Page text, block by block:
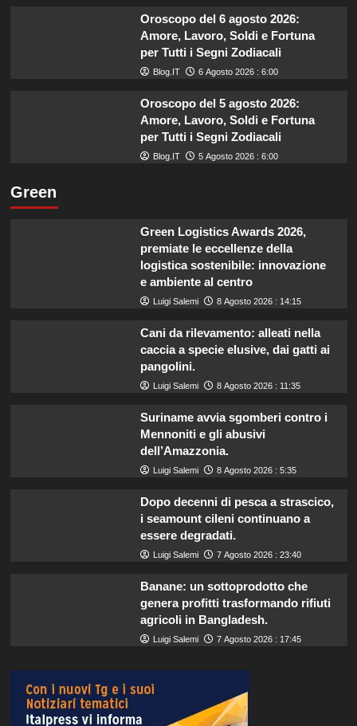
Oroscopo del 6 agosto 2026:
Amore, Lavoro, Soldi e Fortuna
per Tutti i Segni Zodiacali
Blog.IT 6 Agosto 2026 : 6:00
Oroscopo del 5 agosto 2026:
Amore, Lavoro, Soldi e Fortuna
per Tutti i Segni Zodiacali
Blog.IT 5 Agosto 2026 : 6:00
Green
Green Logistics Awards 2026,
premiate le eccellenze della
logistica sostenibile: innovazione
e ambiente al centro
Luigi Salemi 8 Agosto 2026 : 14:15
Cani da rilevamento: alleati nella
caccia a specie elusive, dai gatti ai
pangolini.
Luigi Salemi 8 Agosto 2026 : 11:35
Suriname avvia sgomberi contro i
Mennoniti e gli abusivi
dell’Amazzonia.
Luigi Salemi 8 Agosto 2026 : 5:35
Dopo decenni di pesca a strascico,
i seamount cileni continuano a
essere degradati.
Luigi Salemi 7 Agosto 2026 : 23:40
Banane: un sottoprodotto che
genera profitti trasformando rifiuti
agricoli in Bangladesh.
Luigi Salemi 7 Agosto 2026 : 17:45